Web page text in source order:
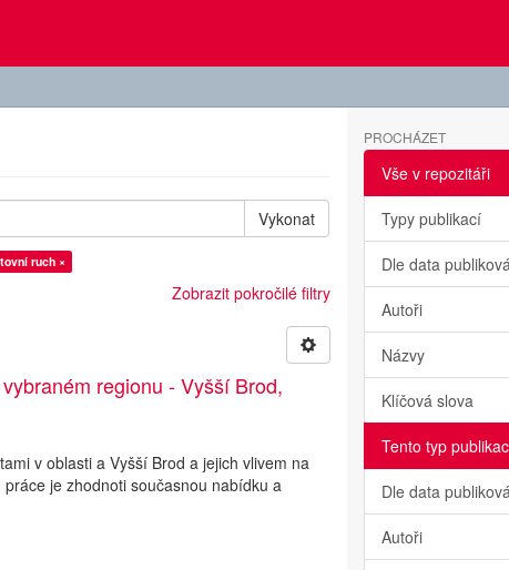
Vykonat
ruch ×
Zobrazit pokročilé filtry
regionu - Vyšší Brod,
v oblasti a Vyšší Brod a jejich vlivem na
je zhodnoti současnou nabídku a
PROCHÁZET
Vše v repozitáři
Typy publikací
Dle data
Autoři
Názvy
Klíčová slova
Tento typ
Dle data
Autoři